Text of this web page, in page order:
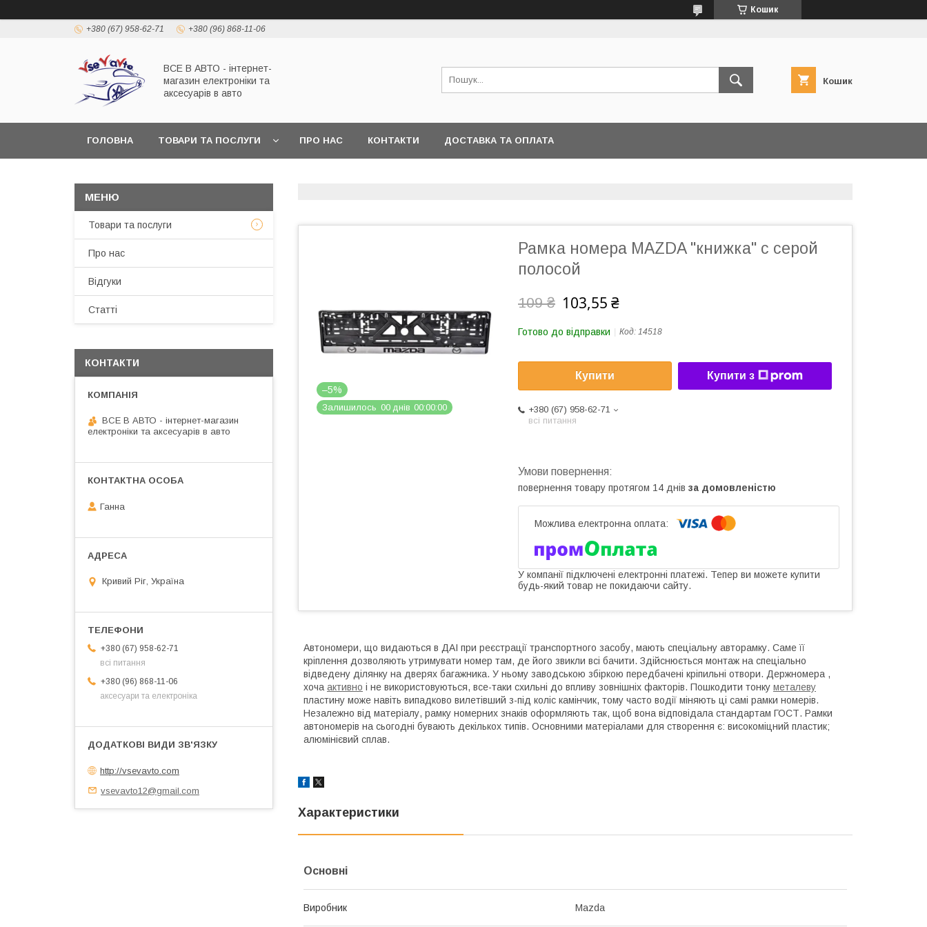
Кошик
+380 (67) 958-62-71 +380 (96) 868-11-06
ВСЕ В АВТО - інтернет-
магазин електроніки та
аксесуарів в авто
Кошик
ГОЛОВНА ТОВАРИ ТА ПОСЛУГИ ПРО НАС КОНТАКТИ ДОСТАВКА ТА ОПЛАТА
–5%
Залишилось 00 днів 00 00 00
Рамка номера MAZDA "книжка" с серой
полосой
109 ₴ 103,55 ₴
Готово до відправки Код: 14518
Купити Купити з
+380 (67) 958-62-71
всі питання
повернення товару протягом 14 днів за домовленістю
У компанії підключені електронні платежі. Тепер ви можете купити
будь-який товар не покидаючи сайту.
Автономери, що видаються в ДАІ при реєстрації транспортного засобу, мають спеціальну авторамку. Саме її
кріплення дозволяють утримувати номер там, де його звикли всі бачити. Здійснюється монтаж на спеціально
відведену ділянку на дверях багажника. У ньому заводською збіркою передбачені кріпильні отвори. Держномера ,
хоча активно і не використовуються, все-таки схильні до впливу зовнішніх факторів. Пошкодити тонку металеву
пластину може навіть випадково вилетівший з-під коліс камінчик, тому часто водії міняють ці самі рамки номерів.
Незалежно від матеріалу, рамку номерних знаків оформляють так, щоб вона відповідала стандартам ГОСТ. Рамки
автономерів на сьогодні бувають декількох типів. Основними матеріалами для створення є: високоміцний пластик;
алюмінієвий сплав.
Характеристики
Основні
Виробник Mazda
Товари та послуги
Про нас
Відгуки
Статті
КОНТАКТИ
ВСЕ В АВТО - інтернет-магазин
електроніки та аксесуарів в авто
Ганна
Кривий Ріг, Україна
+380 (67) 958-62-71
всі питання
+380 (96) 868-11-06
аксесуари та електроніка
http://vsevavto.com
vsevavto12@gmail.com